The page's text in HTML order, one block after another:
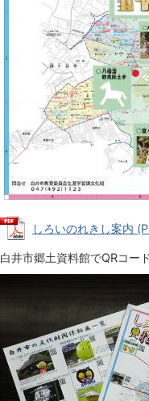
しろいのれきし案内
白井市郷土資料館でQRコー